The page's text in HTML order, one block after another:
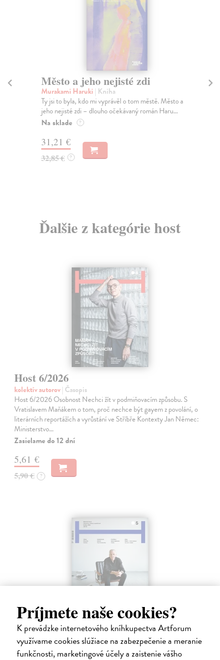
Príjmete naše cookies?
K prevádzke internetového kníhkupectva Artforum
využívame cookies slúžiace na zabezpečenie a meranie
funkčnosti, marketingové účely a zaistenie vášho
Město a jeho nejisté zdi
Murakami Haruki| Kniha
Ty jsi to byla, kdo mi vyprávěl o tom městě. Město a
jeho nejisté zdi – dlouho očekávaný román Haru...
Na sklade ?
31,21 €
32,85 € ?
Ďalšie z kategórie host
Host 6/2026
kolektív autorov| Časopis
Host 6/2026 Osobnost Nechci žít v podmiňovacím způsobu. S
Vratislavem Maňákem o tom, proč nechce být gayem z povolání, o
literárních reportážích a vyrůstání ve Stříbře Kontexty Jan Němec:
Ministerstvo…
Zasielame do 12 dní
5,61 €
5,90 € ?
Host 5/2026
kolektív autorov| Časopis
Literární měsíčník, který tvoří zhruba sto stran věnovaných současné i